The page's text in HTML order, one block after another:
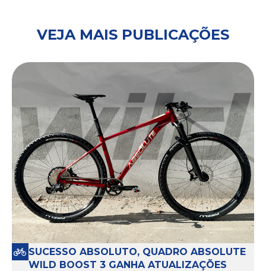
VEJA MAIS PUBLICAÇÕES
SUCESSO ABSOLUTO, QUADRO ABSOLUTE
WILD BOOST 3 GANHA ATUALIZAÇÕES